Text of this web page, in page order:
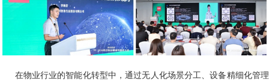
在物业行业的智能化转型中，通过无人化场景分工、设备精细化管理